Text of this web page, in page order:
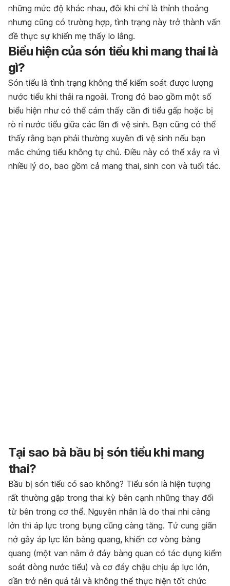
những mức độ khác nhau, đôi khi chỉ là thỉnh thoảng
nhưng cũng có trường hợp, tình trạng này trở thành vấn
đề thực sự khiến mẹ thấy lo lắng.
Biểu hiện của són tiểu khi mang thai là
gì?
Són tiểu là tình trạng không thể kiểm soát được lượng
nước tiểu khi thải ra ngoài. Trong đó bao gồm một số
biểu hiện như có thể cảm thấy cần đi tiểu gấp hoặc bị
rò rỉ nước tiểu giữa các lần đi vệ sinh. Bạn cũng có thể
thấy rằng bạn phải thường xuyên đi vệ sinh nếu bạn
mắc chứng tiểu không tự chủ. Điều này có thể xảy ra vì
nhiều lý do, bao gồm cả mang thai, sinh con và tuổi tác.
Tại sao bà bầu bị són tiểu khi mang
thai?
Bầu bị són tiểu có sao không? Tiểu són là hiện tượng
rất thường gặp trong thai kỳ bên cạnh những thay đổi
từ bên trong cơ thể. Nguyên nhân là do thai nhi càng
lớn thì áp lực trong bụng cũng càng tăng. Tử cung giãn
nở gây áp lực lên bàng quang, khiến cơ vòng bàng
quang (một van nằm ở đáy bàng quan có tác dụng kiểm
soát dòng nước tiểu) và cơ đáy chậu chịu áp lực lớn,
dần trở nên quá tải và không thể thực hiện tốt chức